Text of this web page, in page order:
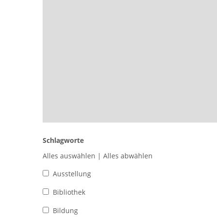
Schlagworte
Alles auswählen | Alles abwählen
Ausstellung
Bibliothek
Bildung